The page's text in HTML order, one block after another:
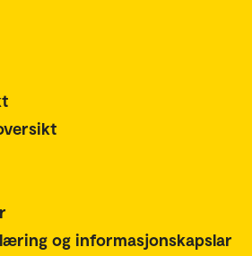
og informasjonskapslar